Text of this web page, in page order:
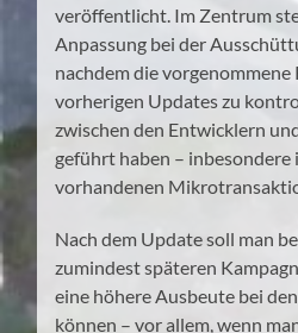
veröffentlicht. Im Zentrum
Anpassung bei der
nachdem die vorgenommene
vorherigen Updates zu
zwischen den Entwicklern
geführt haben –
vorhandenen
Nach dem Update soll man
zumindest späteren
eine höhere Ausbeute bei
können – vor allem, wenn